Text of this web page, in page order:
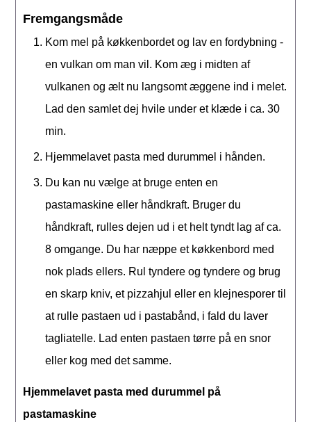
Fremgangsmåde
Kom mel på køkkenbordet og lav en fordybning -
en vulkan om man vil. Kom æg i midten af
vulkanen og ælt nu langsomt æggene ind i melet.
Lad den samlet dej hvile under et klæde i ca. 30
min.
Hjemmelavet pasta med durummel i hånden.
Du kan nu vælge at bruge enten en
pastamaskine eller håndkraft. Bruger du
håndkraft, rulles dejen ud i et helt tyndt lag af ca.
8 omgange. Du har næppe et køkkenbord med
nok plads ellers. Rul tyndere og tyndere og brug
en skarp kniv, et pizzahjul eller en klejnesporer til
at rulle pastaen ud i pastabånd, i fald du laver
tagliatelle. Lad enten pastaen tørre på en snor
eller kog med det samme.
Hjemmelavet pasta med durummel på
pastamaskine